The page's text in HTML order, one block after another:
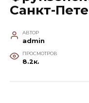
Санкт-
АВТОР
admin
ПРОСМОТРОВ
8.2к.